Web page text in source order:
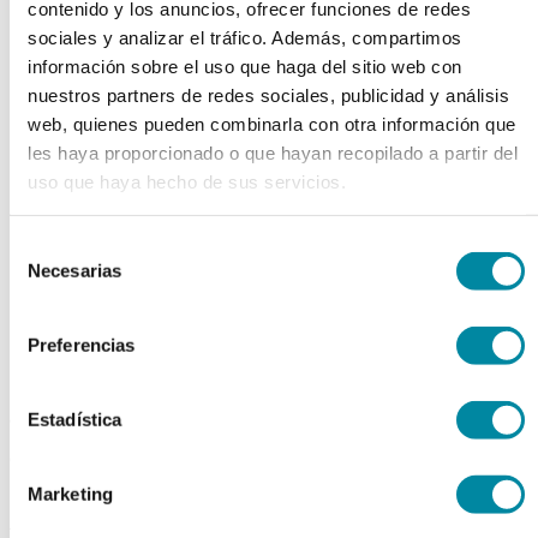
contenido y los anuncios, ofrecer funciones de redes
sociales y analizar el tráfico. Además, compartimos
información sobre el uso que haga del sitio web con
nuestros partners de redes sociales, publicidad y análisis
web, quienes pueden combinarla con otra información que
les haya proporcionado o que hayan recopilado a partir del
uso que haya hecho de sus servicios.
Necesarias
Preferencias
Estadística
Marketing
chevron_right
adquiriendo este producto
ACEITE SOJA